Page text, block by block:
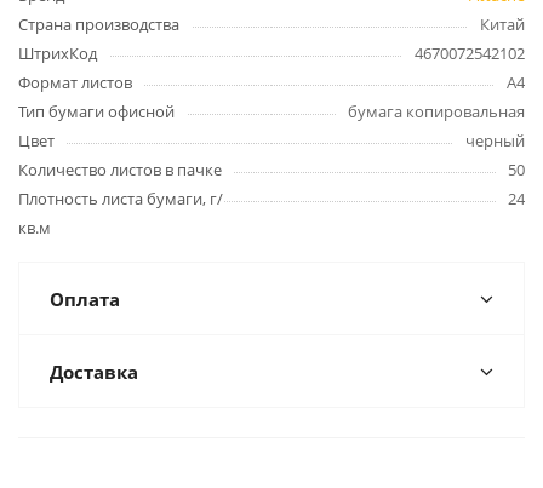
Страна производства
Китай
ШтрихКод
4670072542102
Формат листов
А4
Тип бумаги офисной
бумага копировальная
Цвет
черный
Количество листов в пачке
50
Плотность листа бумаги, г/
кв.м
24
Оплата
Доставка